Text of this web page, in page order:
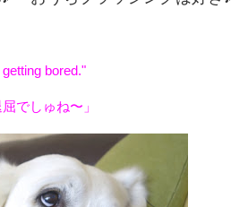
bored."
でしゅね〜」